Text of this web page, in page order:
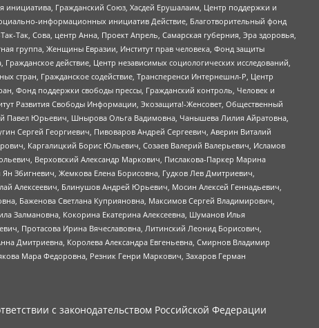
Гражданский Союз, Хасдей Ерушалаим, Центр поддержки и
информационных инициатив Действие, Благотворительный фонд
Так, Сова, центр Анна, Проект Апрель, Самарская губерния, Эра здоровья,
группа, Женщины Евразии, Институт прав человека, Фонд защиты
действие, Центр независимых социологических исследований,
стран, Гражданское содействие, Трансперенси Интернешнл-Р, Центр
Фонд поддержки свободы прессы, Гражданский контроль, Человек и
Развития Свободы Информации, Экозащита!-Женсовет, Общественный
Павел Юрьевич, Шнырова Ольга Вадимовна, Чанышева Лилия Айратовна,
Сергей Георгиевич, Пивоваров Андрей Сергеевич, Аверин Виталий
Каргалицкий Борис Юльевич, Созаев Валерий Валерьевич, Исламов
Верховский Александр Маркович, Пислакова-Паркер Марина
Збигневич, Жемкова Елена Борисовна, Гудков Лев Дмитриевич,
Алексеевич, Блинушов Андрей Юрьевич, Мосин Алексей Геннадьевич,
Баженова Светлана Куприяновна, Максимов Сергей Владимирович,
Залмановна, Кокорина Екатерина Алексеевна, Шуманов Илья
Протасова Ирина Вячеславовна, Литинский Леонид Борисович,
Дмитриевна, Королева Александра Евгеньевна, Смирнов Владимир
Мара Федоровна, Резник Генри Маркович, Захаров Герман
с законодательством Российской Федерации